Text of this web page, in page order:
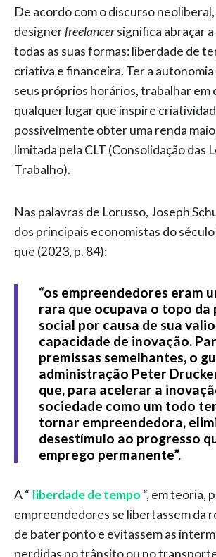
De acordo com o discurso
designerfreelancersignifica abraçar
todas as suas formas: liberdade de
criativa e financeira. Ter a
seus próprios horários, trabalhar em
qualquer lugar que inspire
possivelmente obter uma renda
limitada pela CLT (Consolidação das
Trabalho).
Nas palavras de Lorusso, Joseph
dos principais economistas do
que (2023, p. 84):
“os empreendedores eram
rara que ocupava o topo da
social por causa de sua
capacidade de inovação.
premissas semelhantes, o
administração Peter
que, para acelerar a
sociedade como um todo
tornar empreendedora,
desestímulo ao progresso
emprego permanente”.
A “ liberdade de tempo “, em teoria,
empreendedores se libertassem da
de bater ponto e evitassem as
perdidas no trânsito ou no